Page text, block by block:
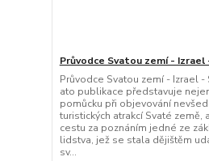
Průvodce Svatou zemí - Izrael
Průvodce Svatou zemí - Izrael -
ato publikace představuje
pomůcku při objevování
turistických atrakcí Svaté země,
cestu za poznáním jedné ze
lidstva, jež se stala dějištěm
sv...